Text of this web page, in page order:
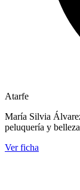
Atarfe
María Silvia
peluquería y
Ver ficha